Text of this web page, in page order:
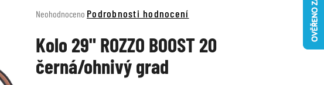
Průměrné
produktu
je
0,0
z
Neohodnoceno Podrobnosti hodnocení
Kolo 29" ROZZO BOOST 20
černá/ohnivý grad